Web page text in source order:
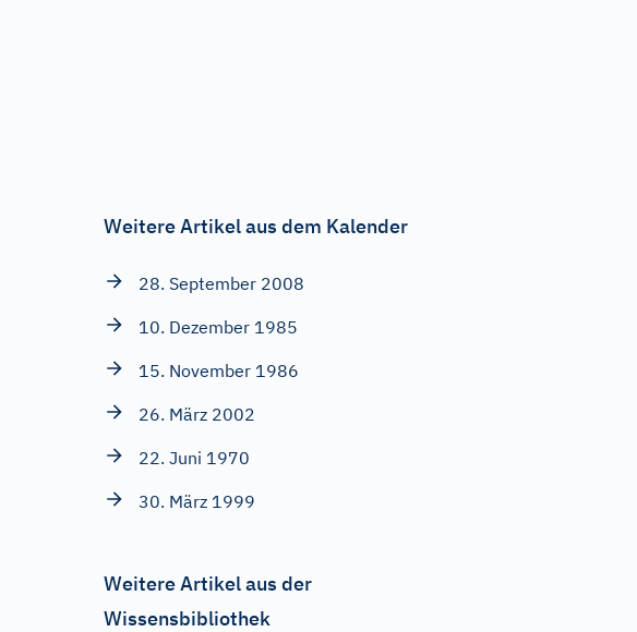
Weitere Artikel aus dem Kalender
28. September 2008
10. Dezember 1985
15. November 1986
26. März 2002
22. Juni 1970
30. März 1999
Weitere Artikel aus der
Wissensbibliothek